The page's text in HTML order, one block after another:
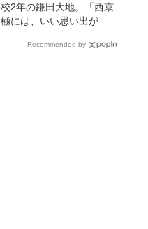
校2年の鎌田大地。「西京
極には、いい思い出がま
ピソード2】
Recommended by